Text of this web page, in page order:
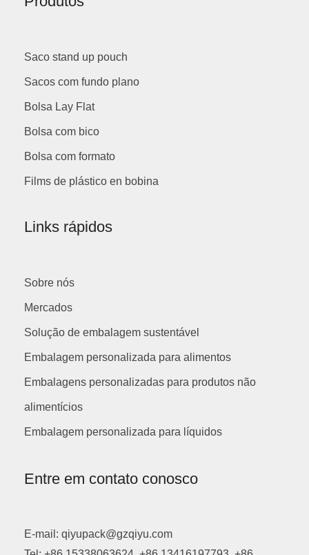
Saco stand up pouch
Sacos com fundo plano
Bolsa Lay Flat
Bolsa com bico
Bolsa com formato
Films de plástico en bobina
Links rápidos
Sobre nós
Mercados
Solução de embalagem sustentável
Embalagem personalizada para alimentos
Embalagens personalizadas para produtos não
alimentícios
Embalagem personalizada para líquidos
Entre em contato conosco
E-mail: qiyupack@gzqiyu.com